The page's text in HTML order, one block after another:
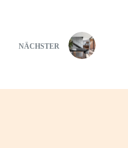
NÄCHSTER